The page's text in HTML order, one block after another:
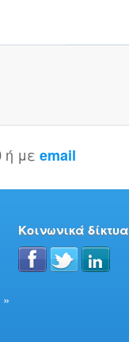
ή με email
Κοινωνικά δίκτυα